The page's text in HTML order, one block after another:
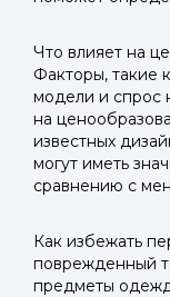
Что влияет на
Факторы, такие
модели и спрос
на
известных
могут иметь
сравнению с
Как избежать
поврежденный
предметы